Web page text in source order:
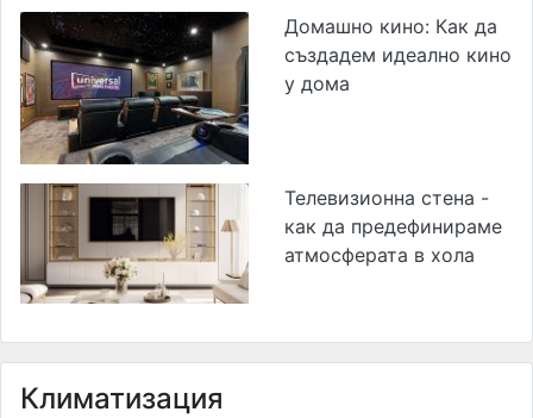
Домашно кино: Как да
създадем идеално кино
у дома
Телевизионна стена -
как да предефинираме
атмосферата в хола
Климатизация